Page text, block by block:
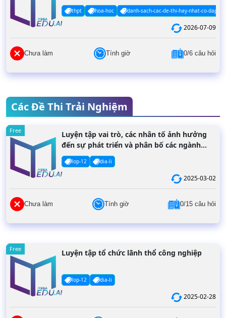
thpt hoa-hoc danh-sach-cac-de-thi-hay-nhat-co-dap-an
2026-07-09
Chưa làm Tính giờ 0/6 câu hỏi
Các Đề Thi Trải Nghiệm
Free
Luyện tập vai trò, các nhân tố ảnh hưởng
đến sự phát triển và phân bố các ngành
dịch vụ
lop-12 dia-li
2025-03-02
Chưa làm Tính giờ 0/15 câu hỏi
Free Luyện tập tổ chức lãnh thổ công nghiệp
lop-12 dia-li
2025-02-28